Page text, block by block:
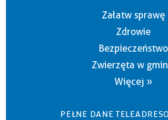
Załatw sprawę
Zdrowie
Bezpieczeństwo
Zwierzęta w
Więcej »
PEŁNE DANE